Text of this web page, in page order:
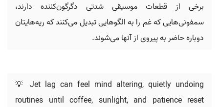
برخی از قطعات موسیقی شدتی دگرگون‌کننده دارند،
سمفونی‌هایی که غم را به الگوهایی تبدیل می‌کنند که ریه‌هایتان
دوباره حاضر به پیروی از آنها می‌شوند.
💡 Jet lag can feel mind altering, quietly undoing
routines until coffee, sunlight, and patience reset